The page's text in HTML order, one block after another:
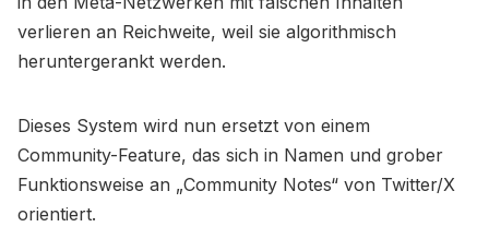
verlieren an Reichweite, weil sie algorithmisch
heruntergerankt werden.
Dieses System wird nun ersetzt von einem
Community-Feature, das sich in Namen und grober
Funktionsweise an „Community Notes“ von Twitter/X
orientiert.